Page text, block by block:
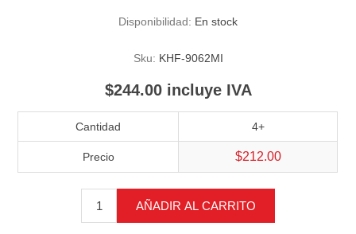
Disponibilidad: En stock
Sku: KHF-9062MI
$244.00 incluye IVA
Cantidad 4+
Precio $212.00
AÑADIR AL CARRITO